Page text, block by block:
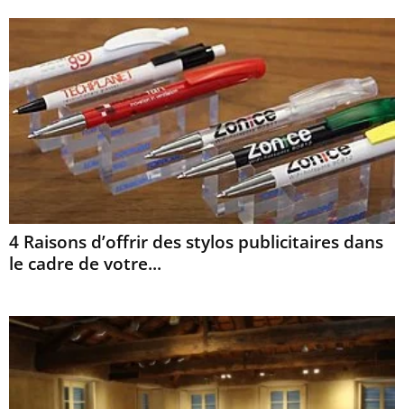
4 Raisons d’offrir des stylos publicitaires dans
le cadre de votre...